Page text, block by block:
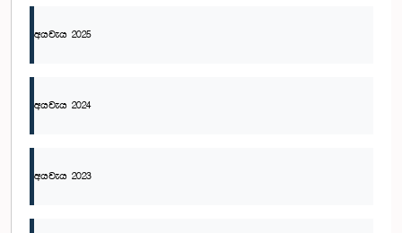
අයවැය 2025
අයවැය 2024
අයවැය 2023